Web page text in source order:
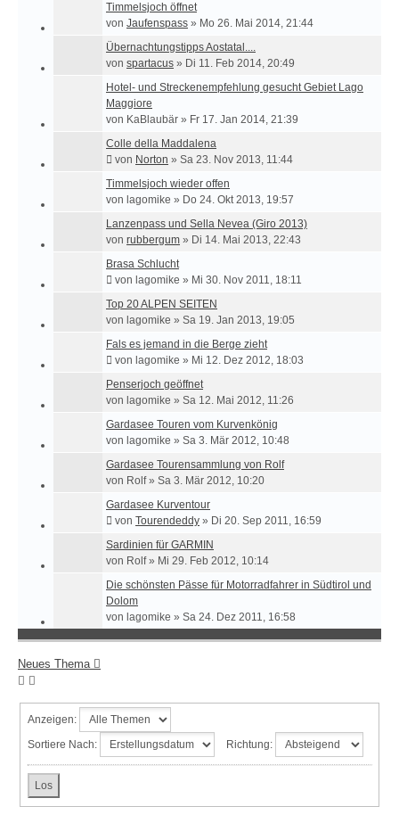
Timmelsjoch öffnet
von Jaufenspass » Mo 26. Mai 2014, 21:44
Übernachtungstipps Aostatal....
von spartacus » Di 11. Feb 2014, 20:49
Hotel- und Streckenempfehlung gesucht Gebiet Lago
Maggiore
von KaBlaubär » Fr 17. Jan 2014, 21:39
Colle della Maddalena
von Norton » Sa 23. Nov 2013, 11:44
Timmelsjoch wieder offen
von lagomike » Do 24. Okt 2013, 19:57
Lanzenpass und Sella Nevea (Giro 2013)
von rubbergum » Di 14. Mai 2013, 22:43
Brasa Schlucht
von lagomike » Mi 30. Nov 2011, 18:11
Top 20 ALPEN SEITEN
von lagomike » Sa 19. Jan 2013, 19:05
Fals es jemand in die Berge zieht
von lagomike » Mi 12. Dez 2012, 18:03
Penserjoch geöffnet
von lagomike » Sa 12. Mai 2012, 11:26
Gardasee Touren vom Kurvenkönig
von lagomike » Sa 3. Mär 2012, 10:48
Gardasee Tourensammlung von Rolf
von Rolf» Sa 3. Mär 2012, 10:20
Gardasee Kurventour
von Tourendeddy » Di 20. Sep 2011, 16:59
Sardinien für GARMIN
von Rolf» Mi 29. Feb 2012, 10:14
Die schönsten Pässe für Motorradfahrer in Südtirol und
Dolom
von lagomike » Sa 24. Dez 2011, 16:58
Neues Thema
Anzeigen:
Sortiere Nach:
Richtung: